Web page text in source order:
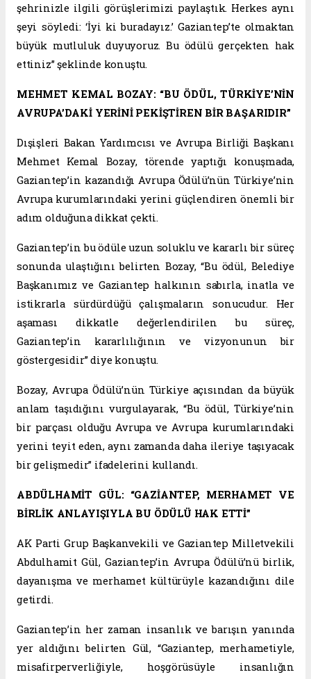
şehrinizle ilgili görüşlerimizi paylaştık. Herkes aynı
şeyi söyledi: ‘İyi ki buradayız.’ Gaziantep’te olmaktan
büyük mutluluk duyuyoruz. Bu ödülü gerçekten hak
ettiniz” şeklinde konuştu.
MEHMET KEMAL BOZAY: “BU ÖDÜL, TÜRKİYE’NİN
AVRUPA’DAKİ YERİNİ PEKİŞTİREN BİR BAŞARIDIR”
Dışişleri Bakan Yardımcısı ve Avrupa Birliği Başkanı
Mehmet Kemal Bozay, törende yaptığı konuşmada,
Gaziantep’in kazandığı Avrupa Ödülü’nün Türkiye’nin
Avrupa kurumlarındaki yerini güçlendiren önemli bir
adım olduğuna dikkat çekti.
Gaziantep’in bu ödüle uzun soluklu ve kararlı bir süreç
sonunda ulaştığını belirten Bozay, “Bu ödül, Belediye
Başkanımız ve Gaziantep halkının sabırla, inatla ve
istikrarla sürdürdüğü çalışmaların sonucudur. Her
aşaması dikkatle değerlendirilen bu süreç,
Gaziantep’in kararlılığının ve vizyonunun bir
göstergesidir” diye konuştu.
Bozay, Avrupa Ödülü’nün Türkiye açısından da büyük
anlam taşıdığını vurgulayarak, “Bu ödül, Türkiye’nin
bir parçası olduğu Avrupa ve Avrupa kurumlarındaki
yerini teyit eden, aynı zamanda daha ileriye taşıyacak
bir gelişmedir” ifadelerini kullandı.
ABDÜLHAMİT GÜL: “GAZİANTEP, MERHAMET VE
BİRLİK ANLAYIŞIYLA BU ÖDÜLÜ HAK ETTİ”
AK Parti Grup Başkanvekili ve Gaziantep Milletvekili
Abdulhamit Gül, Gaziantep’in Avrupa Ödülü’nü birlik,
dayanışma ve merhamet kültürüyle kazandığını dile
getirdi.
Gaziantep’in her zaman insanlık ve barışın yanında
yer aldığını belirten Gül, “Gaziantep, merhametiyle,
misafirperverliğiyle, hoşgörüsüyle insanlığın